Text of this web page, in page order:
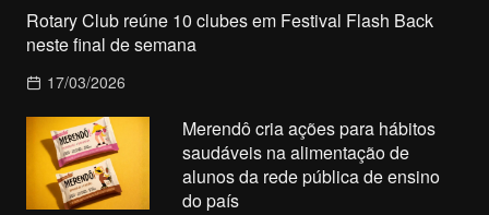
Rotary Club reúne 10 clubes em Festival Flash Back
neste final de semana
17/03/2026
Merendô cria ações para hábitos
saudáveis na alimentação de
alunos da rede pública de ensino
do país